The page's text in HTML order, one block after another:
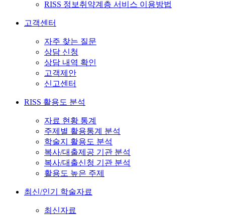
RISS 정보취약계층 서비스 이용방법
고객센터
자주 찾는 질문
상담 신청
상담 내역 확인
고객제안
신고센터
RISS 활용도 분석
자료 현황 통계
주제별 활용통계 분석
학술지 활용도 분석
복사/대출제공 기관 분석
복사/대출신청 기관 분석
활용도 높은 주제
최신/인기 학술자료
최신자료